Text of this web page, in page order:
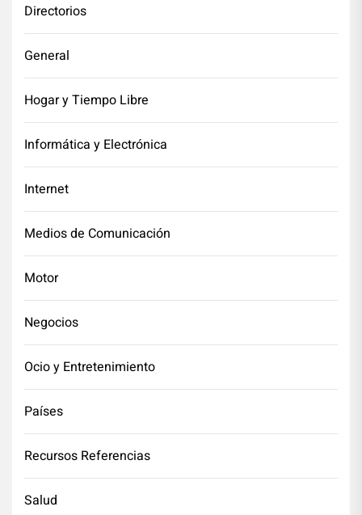
Directorios
General
Hogar y Tiempo Libre
Informática y Electrónica
Internet
Medios de Comunicación
Motor
Negocios
Ocio y Entretenimiento
Países
Recursos Referencias
Salud